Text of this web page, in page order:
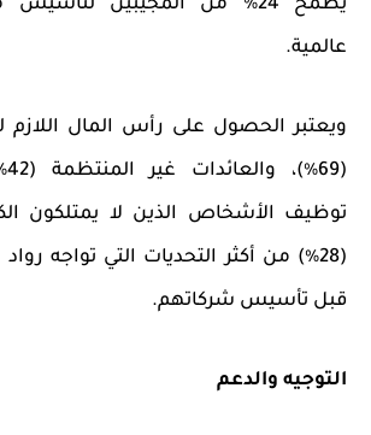
يطمح 24٪ من المجيبين
عالمية.
ويعتبر الحصول على رأس المال اللازم ل
توظيف الأشخاص الذين لا يمتلكون
(28٪) من أكثر التحديات التي تواجه رواد الأعمال
قبل تأسيس شركاتهم.
التوجيه والدعم